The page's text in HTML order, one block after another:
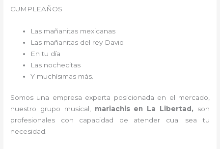
CUMPLEAÑOS
Las mañanitas mexicanas
Las mañanitas del rey David
En tu día
Las nochecitas
Y muchísimas más.
Somos una empresa experta posicionada en el mercado,
nuestro grupo musical, mariachis en La Libertad, son
profesionales con capacidad de atender cual sea tu
necesidad.